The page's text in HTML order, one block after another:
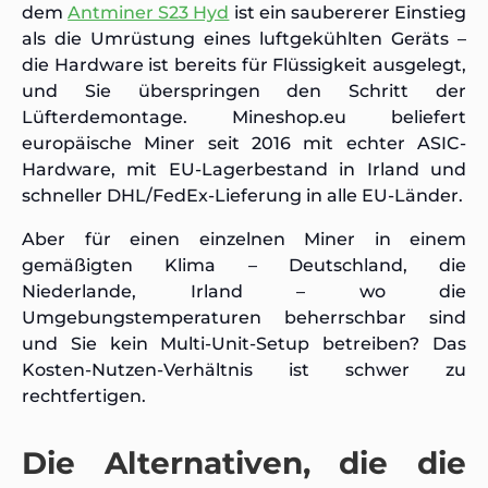
demAntminer S23 Hyd ist ein saubererer Einstieg
als die Umrüstung eines luftgekühlten Geräts –
die Hardware ist bereits für Flüssigkeit ausgelegt,
und Sie überspringen den Schritt der
Lüfterdemontage. Mineshop.eu beliefert
europäische Miner seit 2016 mit echter ASIC-
Hardware, mit EU-Lagerbestand in Irland und
schneller DHL/FedEx-Lieferung in alle EU-Länder.
Aber für einen einzelnen Miner in einem
gemäßigten Klima – Deutschland, die
Niederlande, Irland – wo die
Umgebungstemperaturen beherrschbar sind
und Sie kein Multi-Unit-Setup betreiben? Das
Kosten-Nutzen-Verhältnis ist schwer zu
rechtfertigen.
Die Alternativen, die die